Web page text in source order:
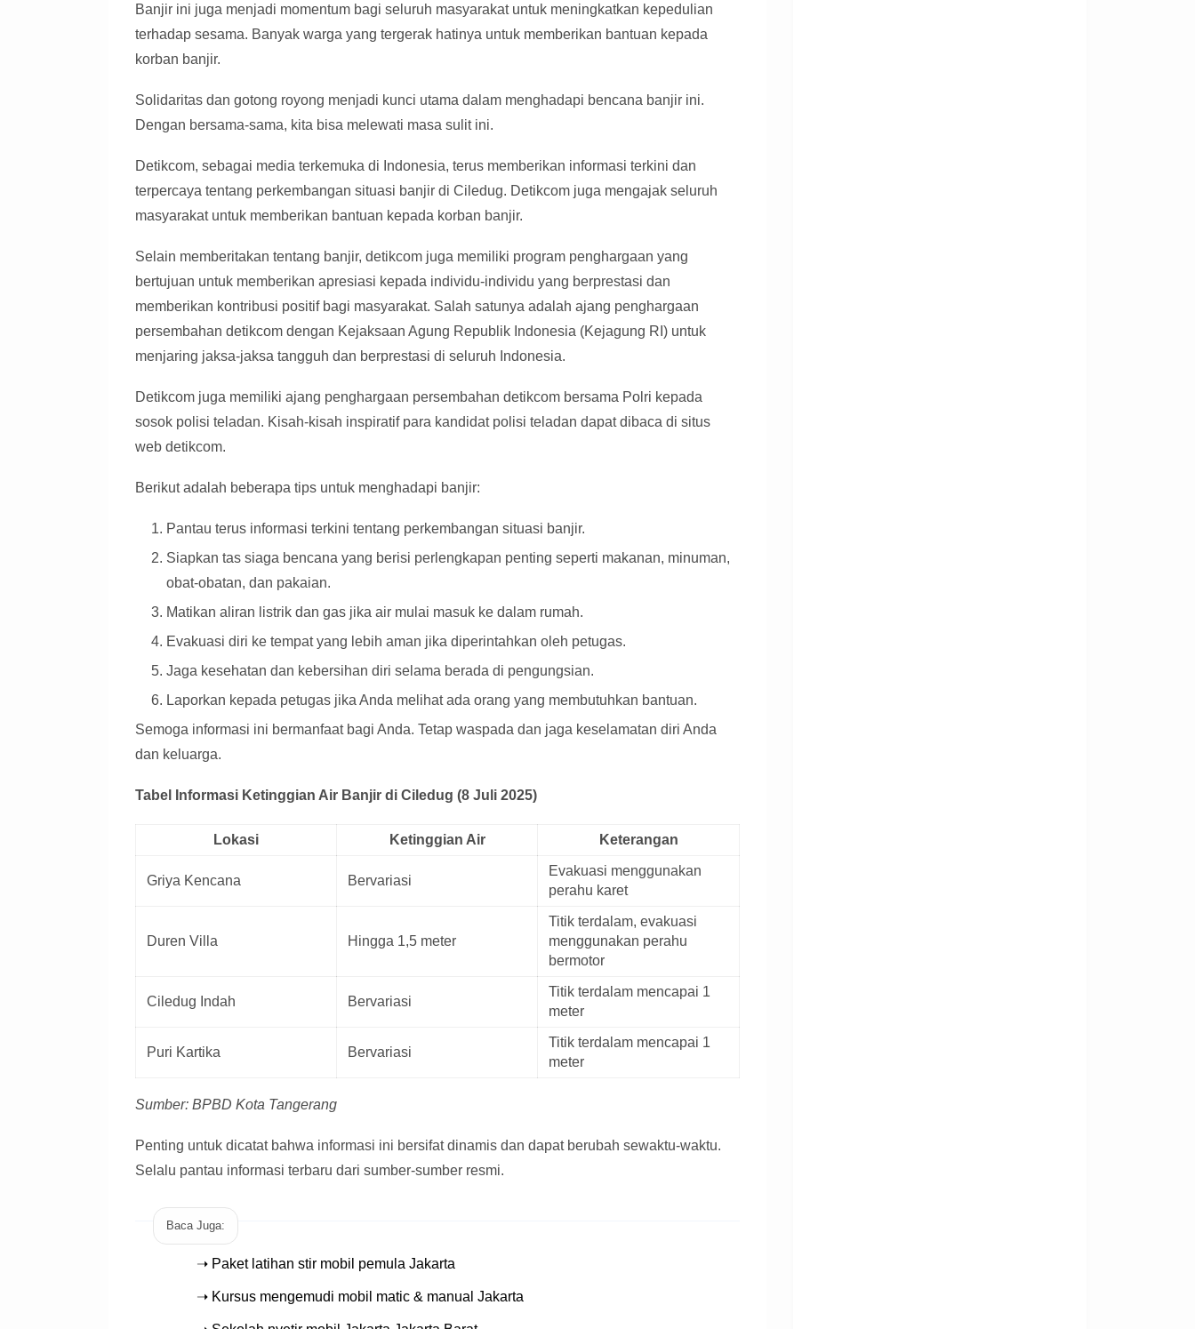
Banjir ini juga menjadi momentum bagi seluruh masyarakat untuk meningkatkan kepedulian
terhadap sesama. Banyak warga yang tergerak hatinya untuk memberikan bantuan kepada
korban banjir.
Solidaritas dan gotong royong menjadi kunci utama dalam menghadapi bencana banjir ini.
Dengan bersama-sama, kita bisa melewati masa sulit ini.
Detikcom, sebagai media terkemuka di Indonesia, terus memberikan informasi terkini dan
terpercaya tentang perkembangan situasi banjir di Ciledug. Detikcom juga mengajak seluruh
masyarakat untuk memberikan bantuan kepada korban banjir.
Selain memberitakan tentang banjir, detikcom juga memiliki program penghargaan yang
bertujuan untuk memberikan apresiasi kepada individu-individu yang berprestasi dan
memberikan kontribusi positif bagi masyarakat. Salah satunya adalah ajang penghargaan
persembahan detikcom dengan Kejaksaan Agung Republik Indonesia (Kejagung RI) untuk
menjaring jaksa-jaksa tangguh dan berprestasi di seluruh Indonesia.
Detikcom juga memiliki ajang penghargaan persembahan detikcom bersama Polri kepada
sosok polisi teladan. Kisah-kisah inspiratif para kandidat polisi teladan dapat dibaca di situs
web detikcom.
Berikut adalah beberapa tips untuk menghadapi banjir:
Pantau terus informasi terkini tentang perkembangan situasi banjir.
Siapkan tas siaga bencana yang berisi perlengkapan penting seperti makanan, minuman,
obat-obatan, dan pakaian.
Matikan aliran listrik dan gas jika air mulai masuk ke dalam rumah.
Evakuasi diri ke tempat yang lebih aman jika diperintahkan oleh petugas.
Jaga kesehatan dan kebersihan diri selama berada di pengungsian.
Laporkan kepada petugas jika Anda melihat ada orang yang membutuhkan bantuan.
Semoga informasi ini bermanfaat bagi Anda. Tetap waspada dan jaga keselamatan diri Anda
dan keluarga.
Tabel Informasi Ketinggian Air Banjir di Ciledug (8 Juli 2025)
Lokasi Ketinggian Air Keterangan
Griya Kencana Bervariasi
Evakuasi menggunakan
perahu karet
Duren Villa Hingga 1,5 meter
Titik terdalam, evakuasi
menggunakan perahu
bermotor
Ciledug Indah Bervariasi
Titik terdalam mencapai 1
meter
Puri Kartika Bervariasi
Titik terdalam mencapai 1
meter
Sumber: BPBD Kota Tangerang
Penting untuk dicatat bahwa informasi ini bersifat dinamis dan dapat berubah sewaktu-waktu.
Selalu pantau informasi terbaru dari sumber-sumber resmi.
Baca Juga:
➝ Paket latihan stir mobil pemula Jakarta
➝ Kursus mengemudi mobil matic & manual Jakarta